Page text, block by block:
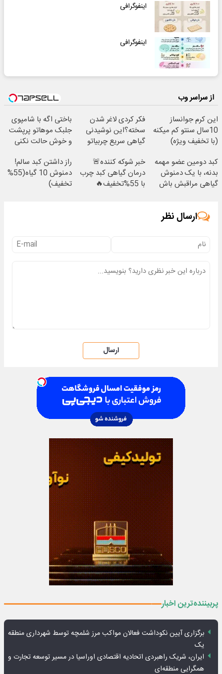
اینفوگرافی
اینفوگرافی
از سراسر وب
این کرم جوانساز
10سال سنتو کم میکنه
(با تخفیف ویژه)
فکر کردی لاغر شدن
سخته؟این نوشیدنی
گیاهی سریع چربیاتو
باختی اگه با شامپوی
جلبک موهاتو پرپشت
و خوش حالت نکنی
کبد دومین عضو مهمه
بدنه، با یک دمنوش
گیاهی مراقبش باش
خبر شوکه کننده🚨
درمان گیاهی کبد چرب
با 55%تخفیف🔥
راز داشتن کبد سالم!
دمنوش 10 گیاه(55%
تخفیف)
ارسال نظر
ارسال
پربیننده‌ترین اخبار
برگزاری آیین نکوداشت فعالان مواکب مرز شلمچه توسط شهرداری منطقه
یک
ایران، شریک راهبردی اتحادیه اقتصادی اوراسیا در مسیر توسعه تجارت و
همگرایی منطقه‌ای